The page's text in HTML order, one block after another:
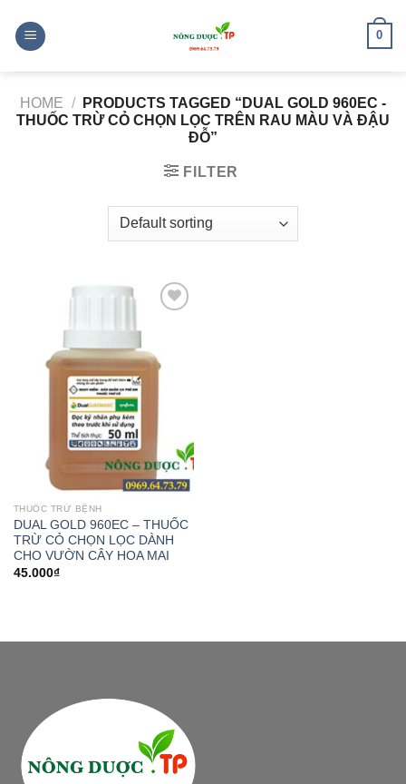
content
0
HOME /
PRODUCTS TAGGED “DUAL GOLD 960EC -
THUỐC TRỪ CỎ CHỌN LỌC TRÊN RAU MÀU VÀ ĐẬU
ĐỖ”
FILTER
THUỐC TRỪ BỆNH
DUAL GOLD 960EC – THUỐC
TRỪ CỎ CHỌN LỌC DÀNH
CHO VƯỜN CÂY HOA MAI
45.000₫